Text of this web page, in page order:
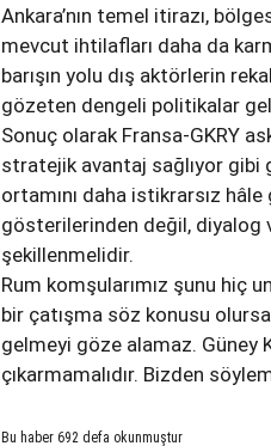
Ankara’nın temel itirazı,
mevcut ihtilafları daha da
barışın yolu dış aktörlerin
gözeten dengeli politikalar
Sonuç olarak Fransa-GKRY
stratejik avantaj sağlıyor gibi
ortamını daha istikrarsız
gösterilerinden değil, diyalog
şekillenmelidir.
Rum komşularımız şunu hiç
bir çatışma söz konusu
gelmeyi göze alamaz. Güney
çıkarmamalıdır. Bizden
Bu haber 692 defa okunmuştur